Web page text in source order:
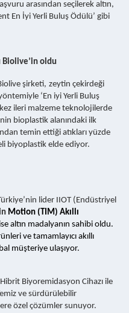
arasından seçilerek altın,
En İyi Yerli Buluş Ödülü’ gibi
Biolive’in oldu
şirketi, zeytin çekirdeği
‘En iyi Yerli Buluş
ileri malzeme teknolojilerde
bioplastik alanındaki ilk
temin ettiği atıkları yüzde
biyoplastik elde ediyor.
lider IIOT (Endüstriyel
Motion (TIM) Akıllı
ise altın madalyanın sahibi oldu.
ve tamamlayıcı akıllı
müşteriye ulaşıyor.
Hibrit Biyoremidasyon Cihazı ile
ve sürdürülebilir
özel çözümler sunuyor.